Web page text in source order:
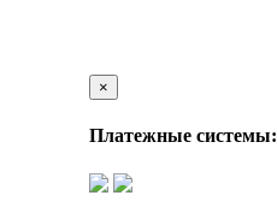
×
Платежные системы: